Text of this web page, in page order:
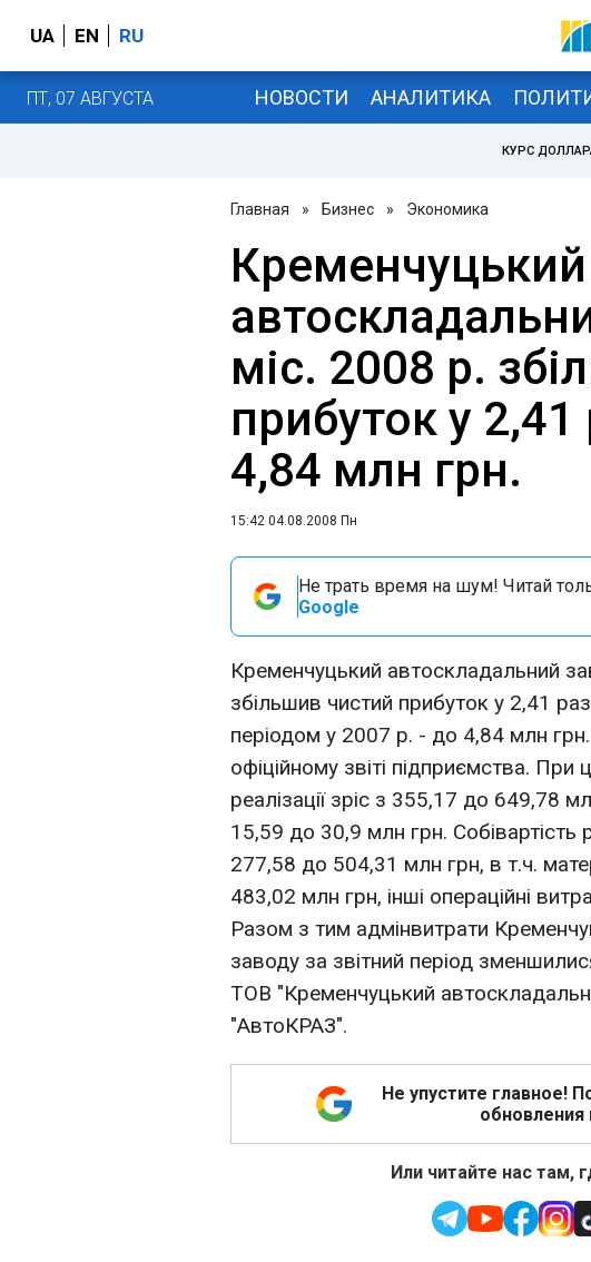
UA EN RU
ПТ, 07 АВГУСТА НОВОСТИ АНАЛИТИКА
КУРС
Главная » Бизнес » Экономика
Кременчуцький
міс. 2008 р.
прибуток у
4,84 млн грн.
15:42 04.08.2008 Пн
Не трать время на шум! Читай
Google
Кременчуцький автоскладальний
збільшив чистий прибуток у 2,41
періодом у 2007 р. - до 4,84 млн
офіційному звіті підприємства. При
реалізації зріс з 355,17 до 649,78
15,59 до 30,9 млн грн. Собівартість
277,58 до 504,31 млн грн, в т.ч.
483,02 млн грн, інші операційні
Разом з тим адмінвитрати
заводу за звітний період
ТОВ "Кременчуцький
"АвтоКРАЗ".
Не упустите главное!
обновления
Или читайте нас там,